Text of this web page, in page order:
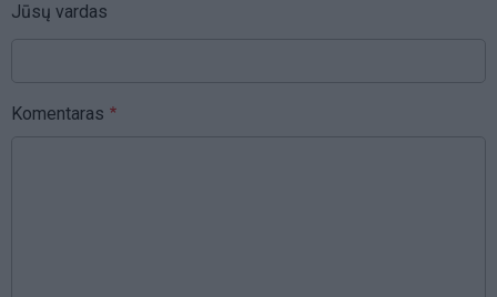
Jūsų vardas
Komentaras